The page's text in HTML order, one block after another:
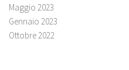
Maggio 2023
Gennaio 2023
Ottobre 2022